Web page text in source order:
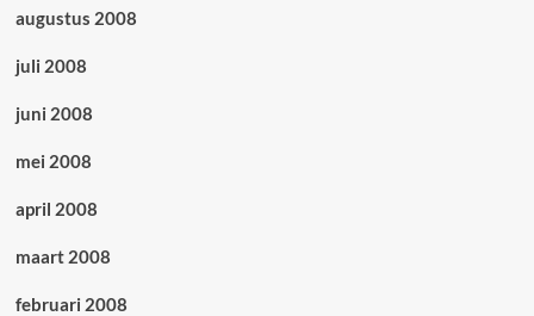
augustus 2008
juli 2008
juni 2008
mei 2008
april 2008
maart 2008
februari 2008